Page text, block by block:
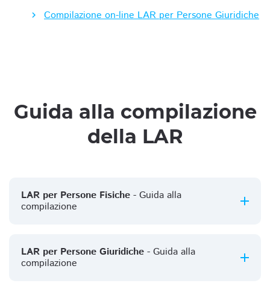
Compilazione on-line LAR per Persone Giuridiche
Guida alla compilazione
della LAR
LAR per Persone Fisiche - Guida alla
compilazione
LAR per Persone Giuridiche - Guida alla
compilazione